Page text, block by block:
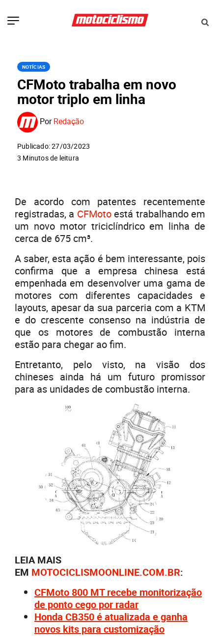
NOTÍCIAS
CFMoto trabalha em novo
motor triplo em linha
PorRedação
Publicado: 27/03/2023
3 Minutos de leitura
De acordo com patentes recentemente
registradas, a CFMotoestá trabalhando em
um novo motor triciclíndrico em linha de
cerca de 675 cm³.
A saber, esta ação é bem interessante, pois
confirma que a empresa chinesa está
empenhada em desenvolver uma gama de
motores com diferentes capacidades e
layouts, apesar da sua parceria com a KTM
e do crescente consenso na indústria de
que os motores de combustão interna
estão para chegar ao fim.
Entretanto, pelo visto, na visão dos
chineses ainda há um futuro promissor
para as unidades de combustão interna.
LEIA MAIS
EM MOTOCICLISMOONLINE.COM.BR:
CFMoto 800 MT recebe monitorização
de ponto cego por radar
Honda CB350 é atualizada e ganha
novos kits para customização